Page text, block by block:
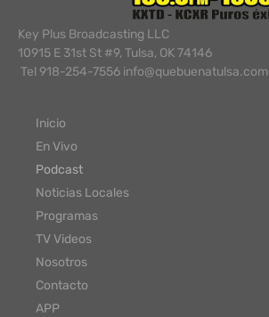
Key Plus Broadcasting LLC
10915 E 31st St #9, Tulsa, OK 74146
Tel 918-254-7556 info@quebuenatulsa.com
Inicio
En Vivo
Podcast
Noticias Locales
Programas
TV Videos
Nosotros
Contacto
APP